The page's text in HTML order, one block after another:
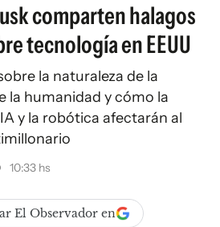
comparten halagos
tecnología en EEUU
la naturaleza de la
la humanidad y cómo la
y la robótica afectarán al
10:33 hs
El Observador en